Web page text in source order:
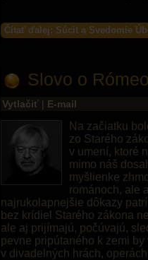
Čítať ďalej: Súcit a Svedomie
Slovo o
Vytlačiť | E-mail
Na začiatku
zo Starého
v umení, ktoré
mimo náš
myšlienke
románoch, ale
najrukolapnejšie dôkazy
bez krídiel Starého zákona
ale aj prijímajú, počúvajú,
pevne pripútaného k zemi
v divadelných hrách,